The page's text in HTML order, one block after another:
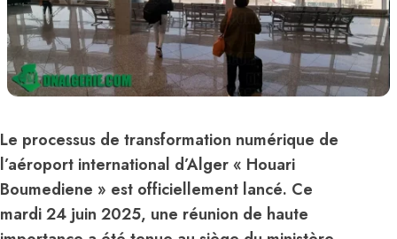
Le processus de transformation numérique de
l’aéroport international d’Alger « Houari
Boumediene » est officiellement lancé. Ce
mardi 24 juin 2025, une réunion de haute